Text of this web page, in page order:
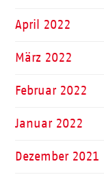
April 2022
März 2022
Februar 2022
Januar 2022
Dezember 2021